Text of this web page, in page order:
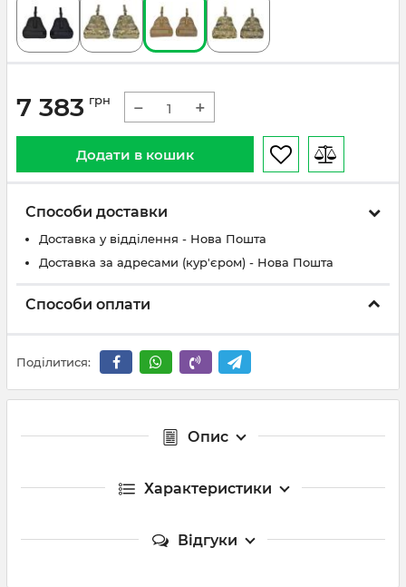
7 383 грн − +
Додати в кошик
Способи доставки
Доставка у відділення - Нова Пошта
Доставка за адресами (кур'єром) - Нова Пошта
Способи оплати
Поділитися:
Опис
Характеристики
Відгуки